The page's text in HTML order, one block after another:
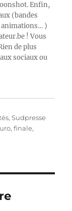
Enfin,
(bandes
animations… )
! Vous
de plus
sociaux ou
,Sudpresse
,finale,